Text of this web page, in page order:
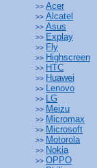
>> Acer
>> Alcatel
>> Asus
>> Explay
>> Fly
>> Highscreen
>> HTC
>> Huawei
>> Lenovo
>> LG
>> Meizu
>> Micromax
>> Microsoft
>> Motorola
>> Nokia
>> OPPO